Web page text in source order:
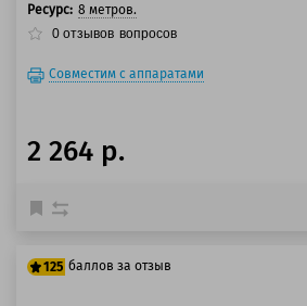
Ресурс: 8 метров.
0 отзывов вопросов
Совместим с аппаратами
2 264 р.
125 баллов за отзыв